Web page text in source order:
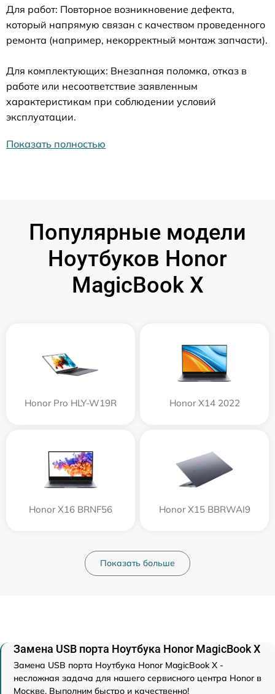
Для работ: Повторное возникновение дефекта,
который напрямую связан с качеством проведенного
ремонта (например, некорректный монтаж запчасти).
Для комплектующих: Внезапная поломка, отказ в
работе или несоответствие заявленным
характеристикам при соблюдении условий
эксплуатации.
Показать полностью
Популярные модели
Ноутбуков Honor
MagicBook X
Honor Pro HLY-W19R Honor X14 2022
Honor X16 BRNF56 Honor X15 BBRWAI9
Показать больше
Замена USB порта Ноутбука Honor MagicBook X
Замена USB порта Ноутбука Honor MagicBook X -
несложная задача для нашего сервисного центра Honor в
Москве. Выполним быстро и качественно!